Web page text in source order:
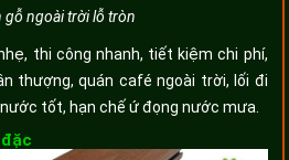
gỗ ngoài trời lỗ tròn
thi công nhanh, tiết kiệm chi phí,
thượng, quán café ngoài trời, lối đi
tốt, hạn chế ứ đọng nước mưa.